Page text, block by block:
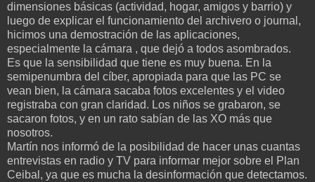
dimensiones básicas (actividad, hogar, amigos y barrio) y
luego de explicar el funcionamiento del archivero o journal,
hicimos una demostración de las aplicaciones,
especialmente la cámara , que dejó a todos asombrados.
Es que la sensibilidad que tiene es muy buena. En la
semipenumbra del cíber, apropiada para que las PC se
vean bien, la cámara sacaba fotos excelentes y el video
registraba con gran claridad. Los niños se grabaron, se
sacaron fotos, y en un rato sabían de las XO más que
nosotros.
Martín nos informó de la posibilidad de hacer unas cuantas
entrevistas en radio y TV para informar mejor sobre el Plan
Ceibal, ya que es mucha la desinformación que detectamos.